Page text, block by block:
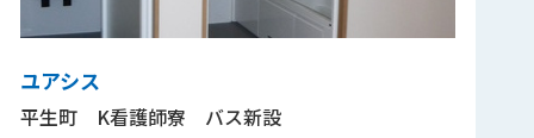
ユアシス
平生町 K看護師寮 バス新設